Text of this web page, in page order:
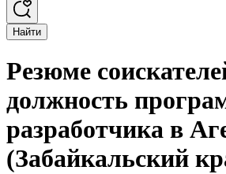
Найти
Резюме
должность
разработчика в
(Забайкальский